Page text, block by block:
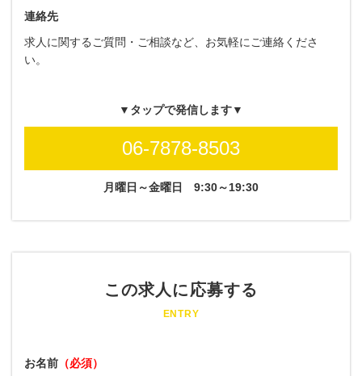
連絡先
求人に関するご質問・ご相談など、お気軽にご連絡くださ
い。
▼タップで発信します▼
06-7878-8503
月曜日～金曜日 9:30～19:30
この求人に応募する
ENTRY
お名前 （必須）